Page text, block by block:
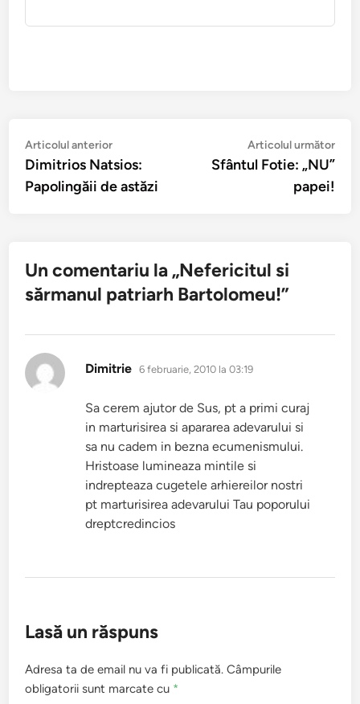
Navigare
în
articole
Articolul anteriorArticolul
anterior:
Dimitrios Natsios:
Papolingăii de astăzi
Articolul următor
Sfântul Fotie: „NU”
papei!
Un comentariu la „Nefericitul si
sărmanul patriarh Bartolomeu!”
Dimitrie spune:
6 februarie, 2010 la 03:19
Sa cerem ajutor de Sus, pt a primi curaj
in marturisirea si apararea adevarului si
sa nu cadem in bezna ecumenismului.
Hristoase lumineaza mintile si
indrepteaza cugetele arhiereilor nostri
pt marturisirea adevarului Tau poporului
dreptcredincios
Lasă un răspuns
Adresa ta de email nu va fi publicată. Câmpurile
obligatorii sunt marcate cu *